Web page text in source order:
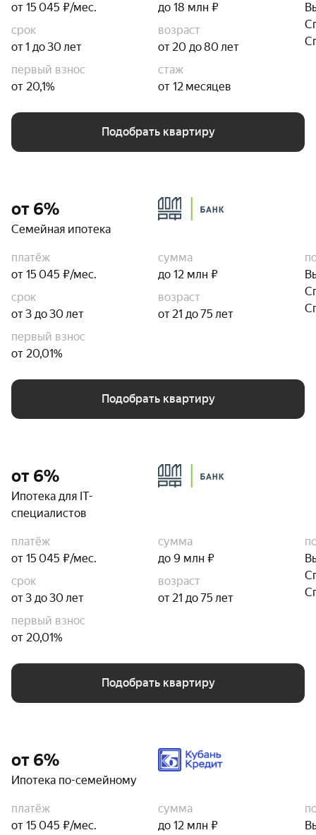
от 15 045 ₽/мес.
до 18 млн ₽
срок
от 1 до 30 лет
возраст
от 20 до 80 лет
первый взнос
от 20,1%
стаж
от 12 месяцев
Подобрать квартиру
от 6%
Семейная ипотека
платёж
от 15 045 ₽/мес.
сумма
до 12 млн ₽
срок
от 3 до 30 лет
возраст
от 21 до 75 лет
первый взнос
от 20,01%
Подобрать квартиру
от 6%
Ипотека для IT-
специалистов
платёж
от 15 045 ₽/мес.
сумма
до 9 млн ₽
срок
от 3 до 30 лет
возраст
от 21 до 75 лет
первый взнос
от 20,01%
Подобрать квартиру
от 6%
Ипотека по-семейному
платёж
от 15 045 ₽/мес.
сумма
до 12 млн ₽